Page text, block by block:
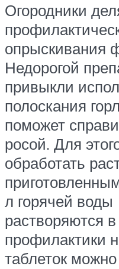
Огородники
опрыскивания
Недорогой
привыкли
полоскания
поможет
росой. Для
обработать
л горячей воды
растворяются
профилактики
таблеток